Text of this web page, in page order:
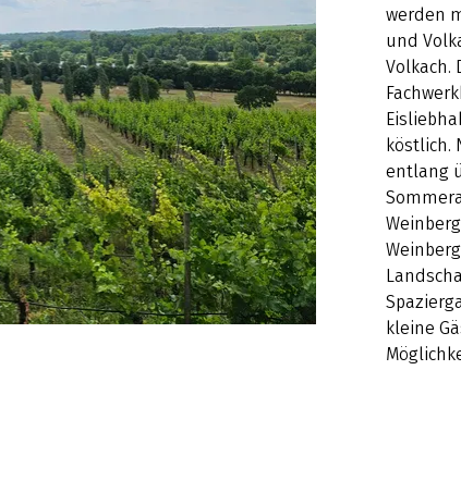
werden
und
Volkach.
köstlich.
entlang
kleine